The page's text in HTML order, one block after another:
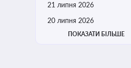
21 липня 2026
20 липня 2026
ПОКАЗАТИ БІЛЬШЕ